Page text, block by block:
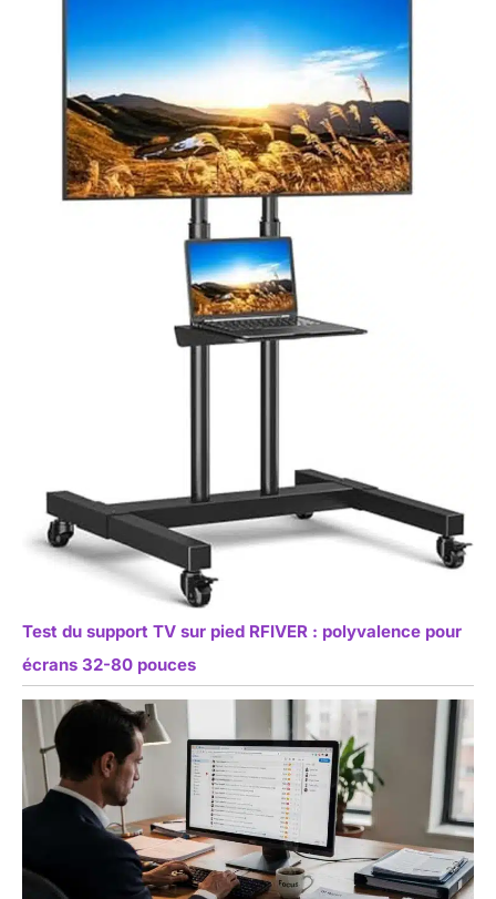
Test du support TV sur pied RFIVER : polyvalence pour
écrans 32-80 pouces